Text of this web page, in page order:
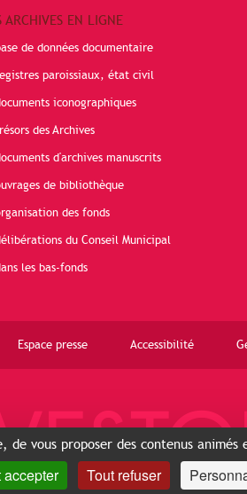
ARCHIVES EN LIGNE
de données documentaire
paroissiaux, état civil
iconographiques
des Archives
d'archives manuscrits
de bibliothèque
des fonds
du Conseil Municipal
les bas-fonds
Espace presse Accessibilité
vous proposer des contenus
accepter Tout refuser